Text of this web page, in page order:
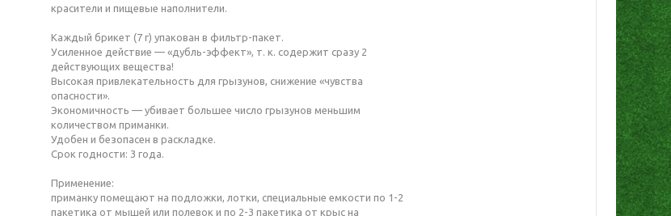
красители и пищевые наполнители.
Каждый брикет (7 г) упакован в фильтр-пакет.
Усиленное действие — «дубль-эффект», т. к. содержит сразу 2
действующих вещества!
Высокая привлекательность для грызунов, снижение «чувства
опасности».
Экономичность — убивает большее число грызунов меньшим
количеством приманки.
Удобен и безопасен в раскладке.
Срок годности: 3 года.
Применение:
приманку помещают на подложки, лотки, специальные емкости по 1-2
пакетика от мышей или полевок и по 2-3 пакетика от крыс на